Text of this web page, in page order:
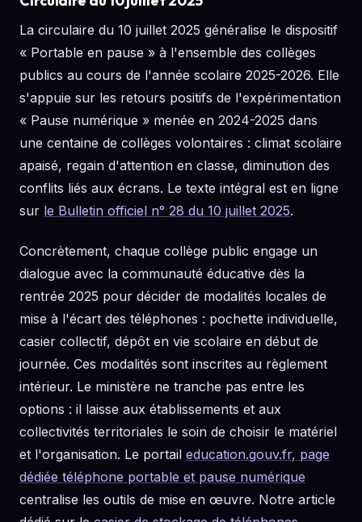
La circulaire du 10 juillet 2025 généralise le dispositif
« Portable en pause » à l'ensemble des collèges
publics au cours de l'année scolaire 2025-2026. Elle
s'appuie sur les retours positifs de l'expérimentation
« Pause numérique » menée en 2024-2025 dans
une centaine de collèges volontaires : climat scolaire
apaisé, regain d'attention en classe, diminution des
conflits liés aux écrans. Le texte intégral est en ligne
sur le Bulletin officiel n° 28 du 10 juillet 2025.
Concrètement, chaque collège public engage un
dialogue avec la communauté éducative dès la
rentrée 2025 pour décider de modalités locales de
mise à l'écart des téléphones : pochette individuelle,
casier collectif, dépôt en vie scolaire en début de
journée. Ces modalités sont inscrites au règlement
intérieur. Le ministère ne tranche pas entre les
options : il laisse aux établissements et aux
collectivités territoriales le soin de choisir le matériel
et l'organisation. Le portail education.gouv.fr, page
dédiée téléphone portable et pause numérique
centralise les outils de mise en œuvre. Notre article